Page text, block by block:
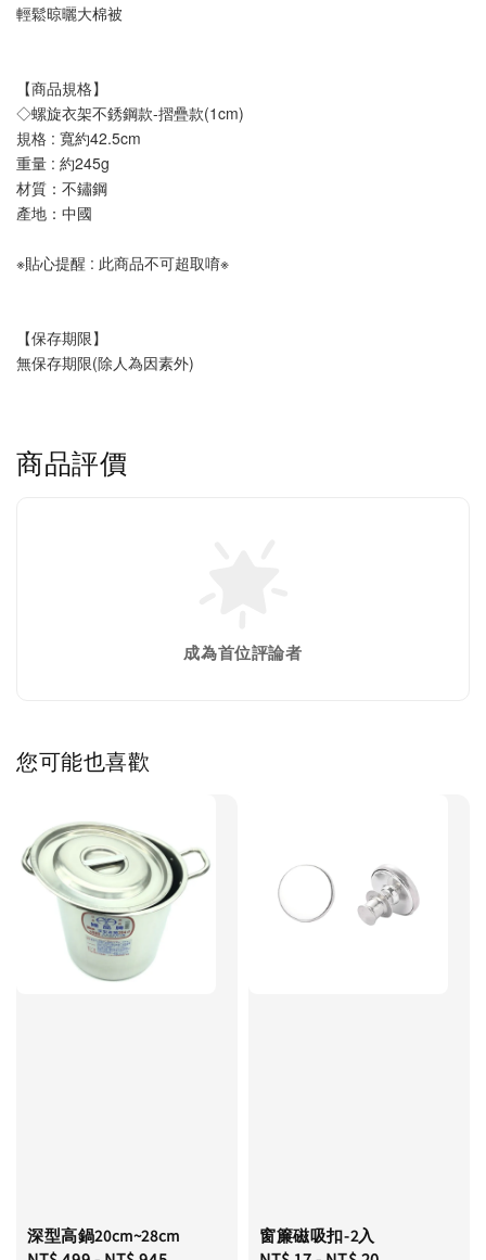
輕鬆晾曬大棉被
【商品規格】
◇螺旋衣架不銹鋼款-摺疊款(1cm)
規格 : 寬約42.5cm
重量 : 約245g
材質：不鏽鋼
產地：中國
※貼心提醒 : 此商品不可超取唷※
【保存期限】
無保存期限(除人為因素外)
商品評價
成為首位評論者
您可能也喜歡
深型高鍋20cm~28cm 窗簾磁吸扣-2入